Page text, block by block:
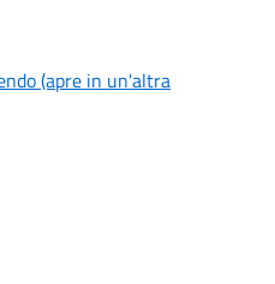
(apre in un'altra